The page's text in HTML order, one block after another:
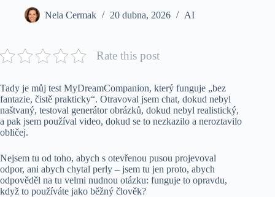
Nela Cermak 20 dubna, 2026 AI
Rate this post
Tady je můj test MyDreamCompanion, který funguje „bez
fantazie, čistě prakticky“. Otravoval jsem chat, dokud nebyl
naštvaný, testoval generátor obrázků, dokud nebyl realistický,
a pak jsem používal video, dokud se to nezkazilo a neroztavilo
obličej.
Nejsem tu od toho, abych s otevřenou pusou projevoval
odpor, ani abych chytal perly – jsem tu jen proto, abych
odpověděl na tu velmi nudnou otázku: funguje to opravdu,
když to používáte jako běžný člověk?